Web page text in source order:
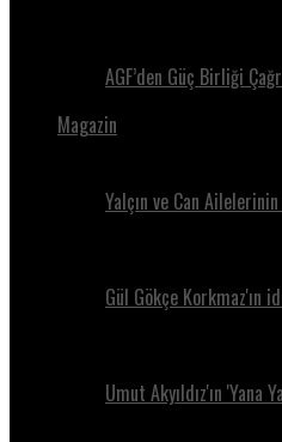
AGF’den Güç Birliği
Magazin
Yalçın ve Can
Gül Gökçe Korkmaz'ın
Umut Akyıldız'ın 'Yana